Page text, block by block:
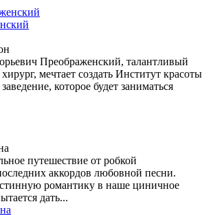
Преображенский, талантливый
мечтает создать Институт красоты
которое будет заниматься
путешествие от робкой
аккордов любовной песни.
романтику в наше циничное
дать...